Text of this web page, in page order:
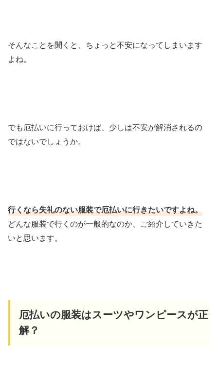
そんなことを聞くと、ちょっと不安になってしまいます
よね。
でも厄払いに行っておけば、少しは不安が解消されるの
ではないでしょうか。
行くなら失礼のない服装で厄払いに行きたいですよね。
どんな服装で行くのが一般的なのか、ご紹介していきた
いと思います。
厄払いの服装はスーツやワンピースが正
解？